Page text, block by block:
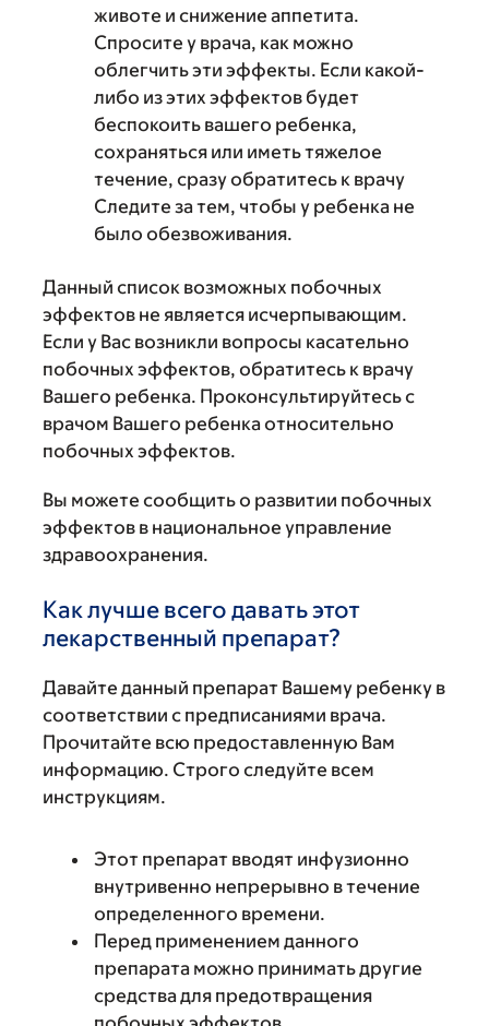
животе и снижение аппетита.
Спросите у врача, как можно
облегчить эти эффекты. Если какой-
либо из этих эффектов будет
беспокоить вашего ребенка,
сохраняться или иметь тяжелое
течение, сразу обратитесь к врачу
Следите за тем, чтобы у ребенка не
было обезвоживания.
Данный список возможных побочных
эффектов не является исчерпывающим.
Если у Вас возникли вопросы касательно
побочных эффектов, обратитесь к врачу
Вашего ребенка. Проконсультируйтесь с
врачом Вашего ребенка относительно
побочных эффектов.
Вы можете сообщить о развитии побочных
эффектов в национальное управление
здравоохранения.
Как лучше всего давать этот
лекарственный препарат?
Давайте данный препарат Вашему ребенку в
соответствии с предписаниями врача.
Прочитайте всю предоставленную Вам
информацию. Строго следуйте всем
инструкциям.
Этот препарат вводят инфузионно
внутривенно непрерывно в течение
определенного времени.
Перед применением данного
препарата можно принимать другие
средства для предотвращения